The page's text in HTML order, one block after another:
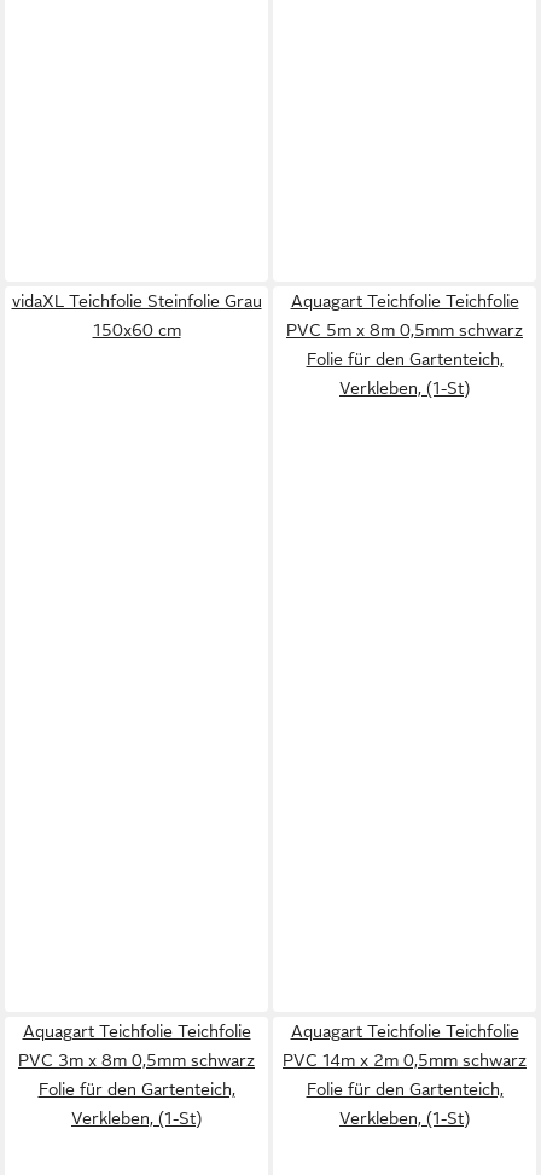
vidaXL Teichfolie Steinfolie Grau
150x60 cm
Aquagart Teichfolie Teichfolie
PVC 5m x 8m 0,5mm schwarz
Folie für den Gartenteich,
Verkleben, (1-St)
Aquagart Teichfolie Teichfolie
PVC 3m x 8m 0,5mm schwarz
Folie für den Gartenteich,
Verkleben, (1-St)
Aquagart Teichfolie Teichfolie
PVC 14m x 2m 0,5mm schwarz
Folie für den Gartenteich,
Verkleben, (1-St)